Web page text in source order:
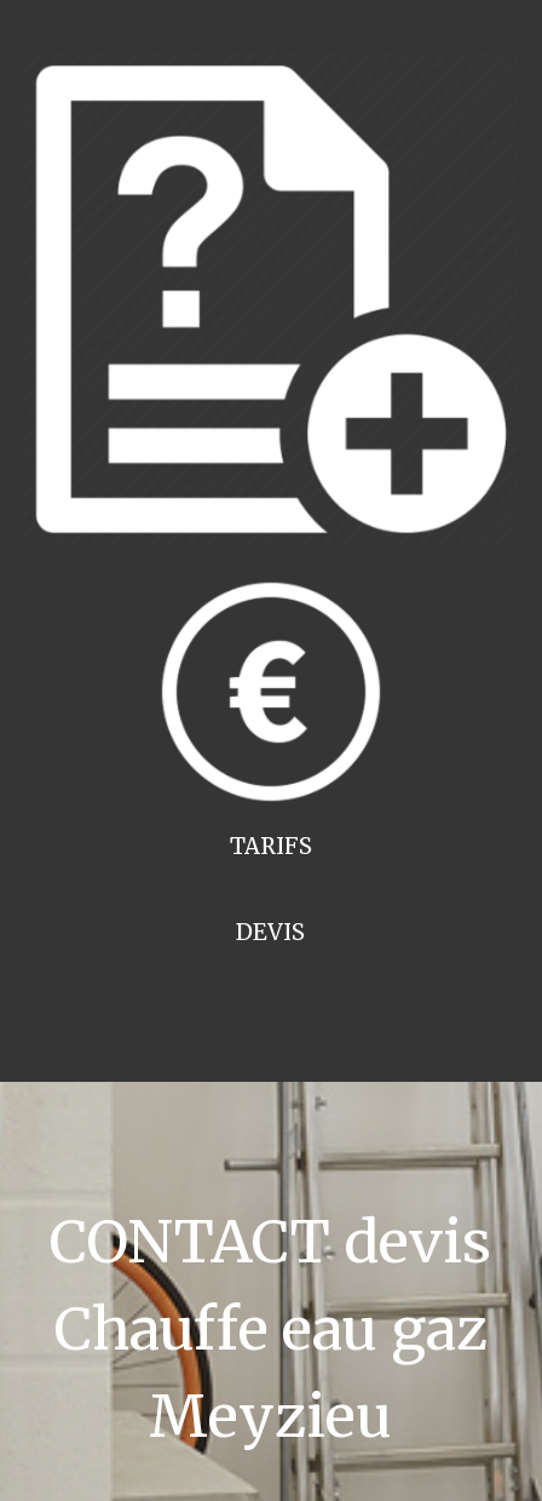
TARIFS
DEVIS
CONTACT devis
Chauffe eau gaz
Meyzieu